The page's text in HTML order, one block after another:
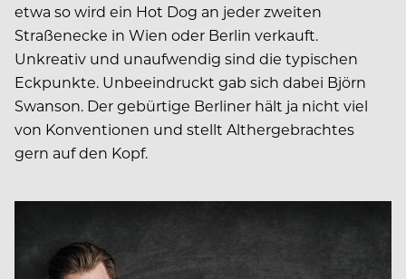
etwa so wird ein Hot Dog an jeder zweiten
Straßenecke in Wien oder Berlin verkauft.
Unkreativ und unaufwendig sind die typischen
Eckpunkte. Unbeeindruckt gab sich dabei Björn
Swanson. Der gebürtige Berliner hält ja nicht viel
von Konventionen und stellt Althergebrachtes
gern auf den Kopf.